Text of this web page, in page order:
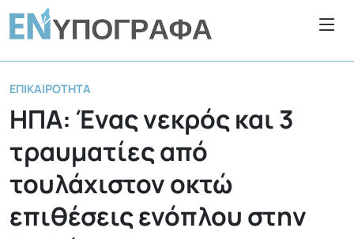
ΕΠΙΚΑΙΡΌΤΗΤΑ
ΗΠΑ: Ένας νεκρός και 3
τραυματίες από
τουλάχιστον οκτώ
επιθέσεις ενόπλου στην